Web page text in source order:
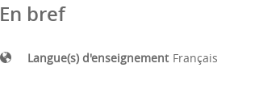
En bref
Langue(s) d'enseignement Français